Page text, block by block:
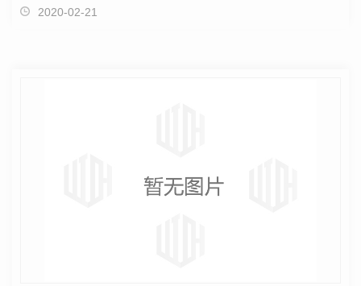
哈萨克斯坦的独联体**留学生日前结束了隔离观察。…
2020-02-21